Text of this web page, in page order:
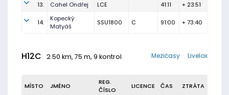
13.
Cahel Ondřej LCE 41:11 + 23:51
14.
Kopecký
Matyáš
SSU1800 C 91:00 + 73:40
H12C 2.50 km, 75 m, 9 kontrol Livelox
Mezičasy
MÍSTO JMÉNO
REG.
ČÍSLO
LICENCE ČAS ZTRÁTA